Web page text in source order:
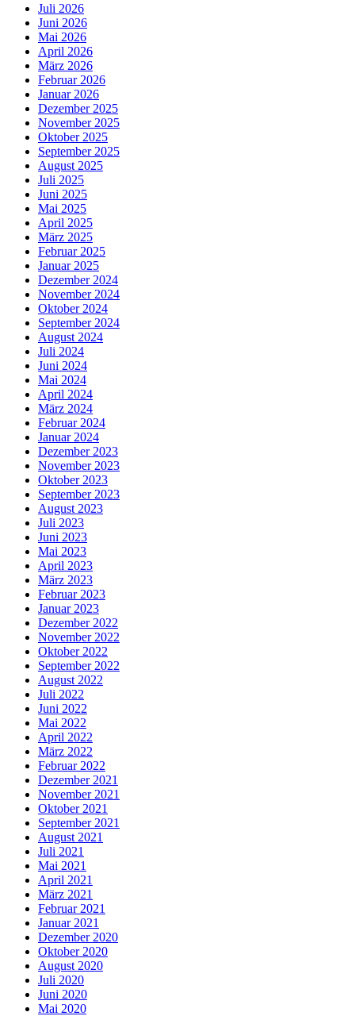
Juli 2026
Juni 2026
Mai 2026
April 2026
März 2026
Februar 2026
Januar 2026
Dezember 2025
November 2025
Oktober 2025
September 2025
August 2025
Juli 2025
Juni 2025
Mai 2025
April 2025
März 2025
Februar 2025
Januar 2025
Dezember 2024
November 2024
Oktober 2024
September 2024
August 2024
Juli 2024
Juni 2024
Mai 2024
April 2024
März 2024
Februar 2024
Januar 2024
Dezember 2023
November 2023
Oktober 2023
September 2023
August 2023
Juli 2023
Juni 2023
Mai 2023
April 2023
März 2023
Februar 2023
Januar 2023
Dezember 2022
November 2022
Oktober 2022
September 2022
August 2022
Juli 2022
Juni 2022
Mai 2022
April 2022
März 2022
Februar 2022
Dezember 2021
November 2021
Oktober 2021
September 2021
August 2021
Juli 2021
Mai 2021
April 2021
März 2021
Februar 2021
Januar 2021
Dezember 2020
Oktober 2020
August 2020
Juli 2020
Juni 2020
Mai 2020